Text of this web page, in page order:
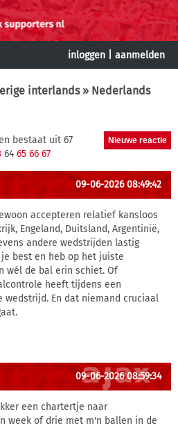
inloggen aanmelden
interlands» Nederlands
bestaat uit 67
64 65 66 67
09-06-2026 08:49:42
accepteren relatief kansloos
Engeland, Duitsland, Argentinië,
andere wedstrijden lastig
je best en heb op het juiste
wél de bal erin schiet. Of
heeft tijdens een
wedstrijd. En dat niemand cruciaal
09-06-2026 08:59:34
een chartertje naar
week of drie met m'n ballen in de